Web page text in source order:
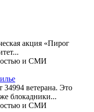
акция «Пирог
и СМИ
ветерана. Это
блокадники...
и СМИ